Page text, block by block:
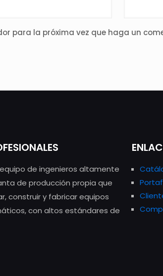
para la próxima vez que haga un
de ingenieros altamente
de producción propia que
construir y fabricar equipos
con altos estándares de